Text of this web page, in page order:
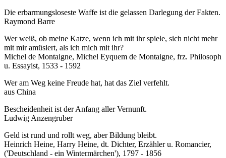
Die erbarmungsloseste Waffe ist die gelassen Darlegung der Fakten.
Raymond Barre
Wer weiß, ob meine Katze, wenn ich mit ihr spiele, sich nicht mehr
mit mir amüsiert, als ich mich mit ihr?
Michel de Montaigne, Michel Eyquem de Montaigne, frz. Philosoph
u. Essayist, 1533 - 1592
Wer am Weg keine Freude hat, hat das Ziel verfehlt.
aus China
Bescheidenheit ist der Anfang aller Vernunft.
Ludwig Anzengruber
Geld ist rund und rollt weg, aber Bildung bleibt.
Heinrich Heine, Harry Heine, dt. Dichter, Erzähler u. Romancier,
('Deutschland - ein Wintermärchen'), 1797 - 1856